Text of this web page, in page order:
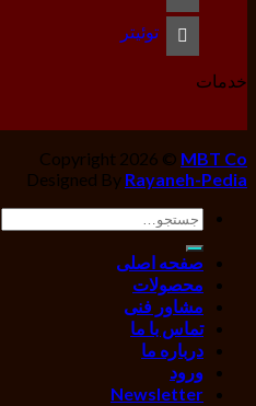
توئیتر
خدمات
Copyright 2026 © MBT Co
Designed By Rayaneh-Pedia
جستجو
صفحه اصلی
محصولات
مشاور فنی
تماس با ما
درباره ما
ورود
Newsletter